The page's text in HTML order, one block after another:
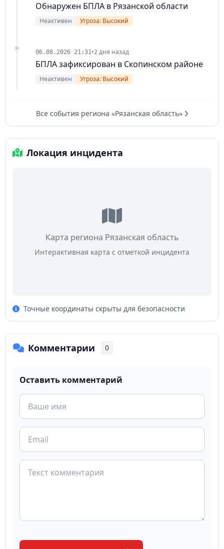
Обнаружен БПЛА в Рязанской области
Неактивен Угроза: Высокий
06.08.2026 21:31•2 дня назад
БПЛА зафиксирован в Скопинском районе
Неактивен Угроза: Высокий
Все события региона «Рязанская область»
Локация инцидента
Карта региона Рязанская область
Интерактивная карта с отметкой инцидента
Точные координаты скрыты для безопасности
Комментарии 0
Оставить комментарий